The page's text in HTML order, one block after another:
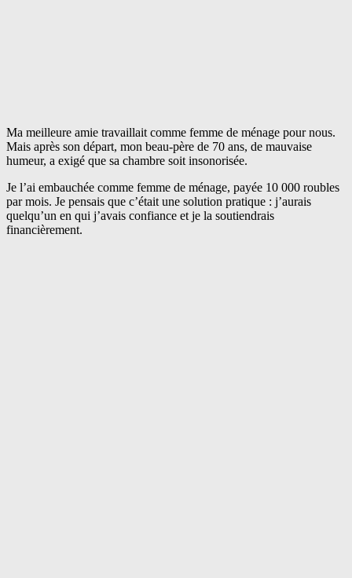
Ma meilleure amie travaillait comme femme de ménage pour nous.
Mais après son départ, mon beau-père de 70 ans, de mauvaise
humeur, a exigé que sa chambre soit insonorisée.
Je l’ai embauchée comme femme de ménage, payée 10 000 roubles
par mois. Je pensais que c’était une solution pratique : j’aurais
quelqu’un en qui j’avais confiance et je la soutiendrais
financièrement.